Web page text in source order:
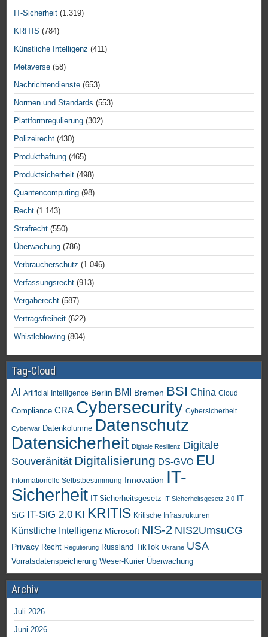
IT-Sicherheit (1.319)
KRITIS (784)
Künstliche Intelligenz (411)
Metaverse (58)
Nachrichtendienste (653)
Normen und Standards (553)
Plattformregulierung (302)
Polizeirecht (430)
Produkthaftung (465)
Produktsicherheit (498)
Quantencomputing (98)
Recht (1.143)
Strafrecht (550)
Überwachung (786)
Verbraucherschutz (1.046)
Verfassungsrecht (913)
Vergaberecht (587)
Vertragsfreiheit (622)
Whistleblowing (804)
Tag-Cloud
AI Artificial Intelligence Berlin BMI Bremen BSI China Cloud
Compliance CRA Cybersecurity Cybersicherheit
Cyberwar Datenkolumne Datenschutz
Datensicherheit Digitale Resilienz Digitale
Souveränität Digitalisierung DS-GVO EU
Informationelle Selbstbestimmung Innovation IT-
Sicherheit IT-Sicherheitsgesetz IT-Sicherheitsgesetz 2.0
IT-
SiG IT-SiG 2.0 KI KRITIS Kritische Infrastrukturen
Künstliche Intelligenz Microsoft NIS-2 NIS2UmsuCG
Privacy Recht Regulierung Russland TikTok Ukraine USA
Vorratsdatenspeicherung Weser-Kurier Überwachung
Archiv
Juli 2026
Juni 2026